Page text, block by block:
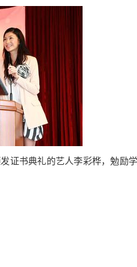
证书典礼的艺人李彩桦，勉励